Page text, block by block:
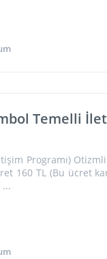
Temelli
Programı)
160 TL (Bu ücret